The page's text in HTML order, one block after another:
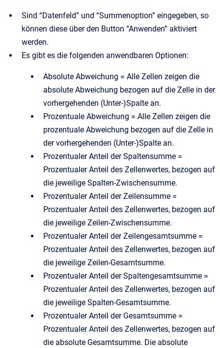
Sind “Datenfeld” und “Summenoption” eingegeben, so
können diese über den Button “Anwenden” aktiviert
werden.
Es gibt es die folgenden anwendbaren Optionen:
Absolute Abweichung = Alle Zellen zeigen die
absolute Abweichung bezogen auf die Zelle in der
vorhergehenden (Unter-)Spalte an.
Prozentuale Abweichung = Alle Zellen zeigen die
prozentuale Abweichung bezogen auf die Zelle in
der vorhergehenden (Unter-)Spalte an.
Prozentualer Anteil der Spaltensumme =
Prozentualer Anteil des Zellenwertes, bezogen auf
die jeweilige Spalten-Zwischensumme.
Prozentualer Anteil der Zeilensumme =
Prozentualer Anteil des Zellenwertes, bezogen auf
die jeweilige Zeilen-Zwischensumme.
Prozentualer Anteil der Zeilengesamtsumme =
Prozentualer Anteil des Zellenwertes, bezogen auf
die jeweilige Zeilen-Gesamtsumme.
Prozentualer Anteil der Spaltengesamtsumme =
Prozentualer Anteil des Zellenwertes, bezogen auf
die jeweilige Spalten-Gesamtsumme.
Prozentualer Anteil der Gesamtsumme =
Prozentualer Anteil des Zellenwertes, bezogen auf
die absolute Gesamtsumme. Die absolute